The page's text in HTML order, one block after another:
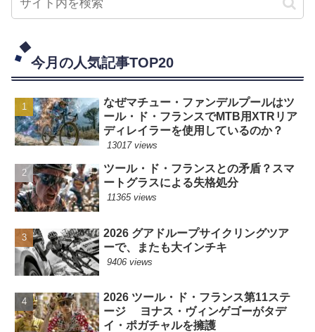
今月の人気記事TOP20
なぜマチュー・ファンデルプールはツ
ール・ド・フランスでMTB用XTRリア
ディレイラーを使用しているのか？
13017 views
ツール・ド・フランスとの矛盾？スマ
ートグラスによる失格処分
11365 views
2026 グアドループサイクリングツア
ーで、またも大インチキ
9406 views
2026 ツール・ド・フランス第11ステ
ージ ヨナス・ヴィンゲゴーがタデ
イ・ポガチャルを擁護